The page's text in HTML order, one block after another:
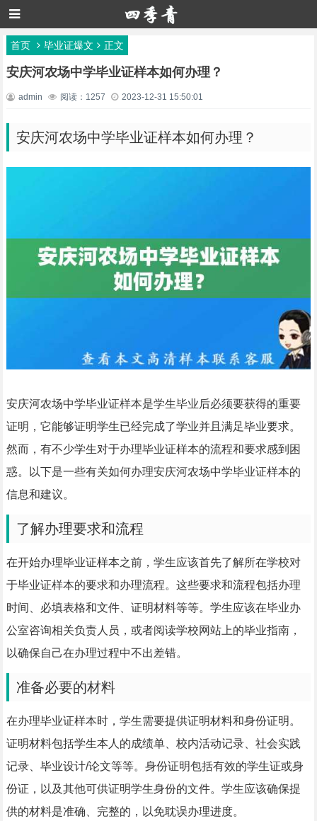
首页 毕业证爆文 正文
安庆河农场中学毕业证样本如何办理？
admin 阅读：1257 2023-12-31 15:50:01
安庆河农场中学毕业证样本如何办理？
安庆河农场中学毕业证样本是学生毕业后必须要获得的重要
证明，它能够证明学生已经完成了学业并且满足毕业要求。
然而，有不少学生对于办理毕业证样本的流程和要求感到困
惑。以下是一些有关如何办理安庆河农场中学毕业证样本的
信息和建议。
了解办理要求和流程
在开始办理毕业证样本之前，学生应该首先了解所在学校对
于毕业证样本的要求和办理流程。这些要求和流程包括办理
时间、必填表格和文件、证明材料等等。学生应该在毕业办
公室咨询相关负责人员，或者阅读学校网站上的毕业指南，
以确保自己在办理过程中不出差错。
准备必要的材料
在办理毕业证样本时，学生需要提供证明材料和身份证明。
证明材料包括学生本人的成绩单、校内活动记录、社会实践
记录、毕业设计/论文等等。身份证明包括有效的学生证或身
份证，以及其他可供证明学生身份的文件。学生应该确保提
供的材料是准确、完整的，以免耽误办理进度。